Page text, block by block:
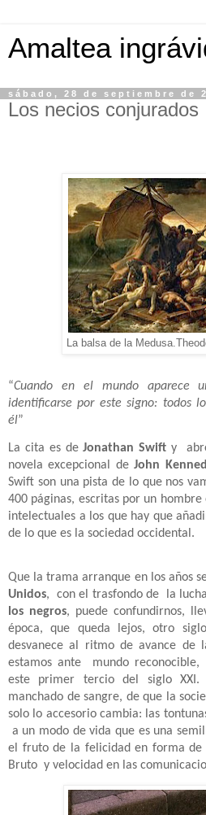
Amaltea
sábado, 28 de septiembre de
Los necios conjurados
La balsa de la
“Cuando en el mundo aparece
identificarse por este signo: todos
él”
La cita es deJonathan Swift y
novela excepcional deJohn
Swift son una pista de lo que nos
400 páginas, escritas por un hombre
intelectuales a los que hay que
de lo que es la sociedad occidental.
Que la trama arranque en los años
Unidos, con el trasfondo de la
los negros, puede confundirnos,
época, que queda lejos, otro
desvanece al ritmo de avance de
estamos ante mundo
este primer tercio del siglo
manchado de sangre, de que la
solo lo accesorio cambia: las
a un modo de vida que es una
el fruto de la felicidad en forma de
Bruto y velocidad en las